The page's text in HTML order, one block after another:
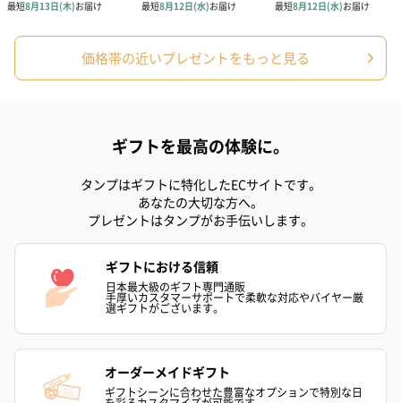
BIRTHDAY TO YOU）
（660円）
スイーツ
スイーツを同梱してお届けいたします。ギフトへの＋αにおすすめ
です。
価格帯の近いプレゼントをもっと見る
ギフトを最高の体験に。
タンプはギフトに特化したECサイトです。
あなたの大切な方へ。
プレゼントはタンプがお手伝いします。
ギフトにおける信頼
日本最大級のギフト専門通販
手厚いカスタマーサポートで柔軟な対応やバイヤー厳
選ギフトがございます。
オーダーメイドギフト
ギフトシーンに合わせた豊富なオプションで特別な日